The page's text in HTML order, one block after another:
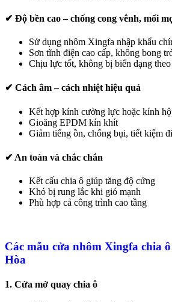
✔ Độ bền cao – chống cong vênh, mối
Sử dụng nhôm Xingfa nhập khẩu
Sơn tĩnh điện cao cấp, không bong
Chịu lực tốt, không bị biến dạng
✔ Cách âm – cách nhiệt hiệu quả
Kết hợp kính cường lực hoặc kính
Gioăng EPDM kín khít
Giảm tiếng ồn, chống bụi, tiết kiệm
✔ An toàn và chắc chắn
Kết cấu chia ô giúp tăng độ cứng
Khó bị rung lắc khi gió mạnh
Phù hợp cả công trình cao tầng
Các mẫu cửa nhôm Xingfa chia
Hòa
1. Cửa mở quay chia ô